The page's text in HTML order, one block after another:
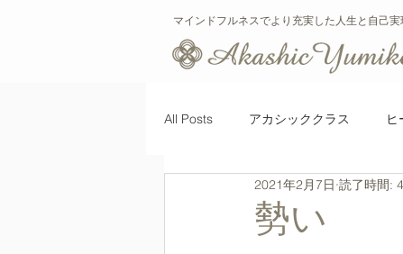
マインドフルネスでより充実した人生と自己実
All Posts アカシッククラス ヒ
ヒーリング 新型コロナウィル
勢い
2021年2月7日 読了時間: